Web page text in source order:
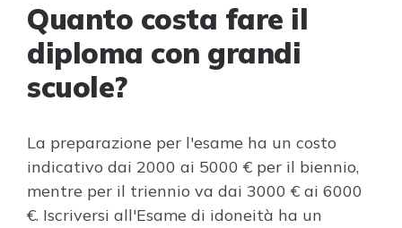
Quanto costa fare il
diploma con grandi
scuole?
La preparazione per l'esame ha un costo
indicativo dai 2000 ai 5000 € per il biennio,
mentre per il triennio va dai 3000 € ai 6000
€. Iscriversi all'Esame di idoneità ha un